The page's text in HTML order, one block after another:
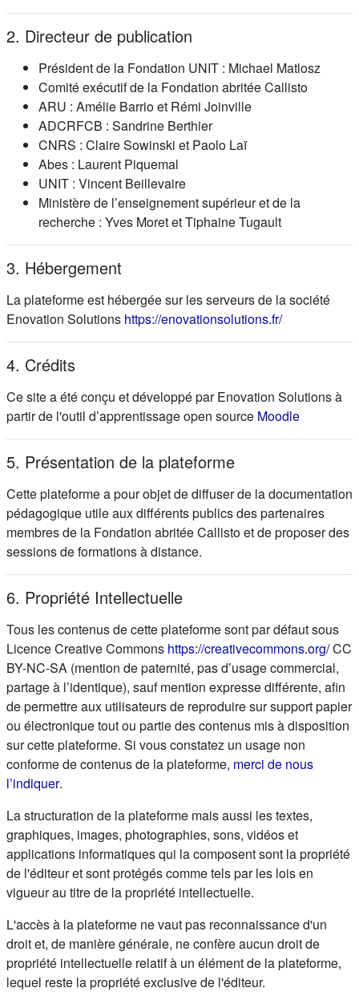
2. Directeur de publication
Président de la Fondation UNIT : Michael Matlosz
Comité exécutif de la Fondation abritée Callisto
ARU : Amélie Barrio et Rémi Joinville
ADCRFCB : Sandrine Berthier
CNRS : Claire Sowinski et Paolo Laï
Abes : Laurent Piquemal
UNIT : Vincent Beillevaire
Ministère de l’enseignement supérieur et de la
recherche : Yves Moret et Tiphaine Tugault
3. Hébergement
La plateforme est hébergée sur les serveurs de la société
Enovation Solutions https://enovationsolutions.fr/(s'ouvre
4. Crédits
Ce site a été conçu et développé par Enovation Solutions à
partir de l'outil d’apprentissage open source Moodle(s'ouvre
5. Présentation de la plateforme
Cette plateforme a pour objet de diffuser de la documentation
pédagogique utile aux différents publics des partenaires
membres de la Fondation abritée Callisto et de proposer des
sessions de formations à distance.
6. Propriété Intellectuelle
Tous les contenus de cette plateforme sont par défaut sous
Licence Creative Commons https://creativecommons.org/CC
BY-NC-SA (mention de paternité, pas d’usage commercial,
partage à l’identique), sauf mention expresse différente, afin
de permettre aux utilisateurs de reproduire sur support papier
ou électronique tout ou partie des contenus mis à disposition
sur cette plateforme. Si vous constatez un usage non
conforme de contenus de la plateforme, merci de nous
l’indiquer(s'ouvre dans un nouvel onglet)
.
La structuration de la plateforme mais aussi les textes,
graphiques, images, photographies, sons, vidéos et
applications informatiques qui la composent sont la propriété
de l'éditeur et sont protégés comme tels par les lois en
vigueur au titre de la propriété intellectuelle.
L'accès à la plateforme ne vaut pas reconnaissance d'un
droit et, de manière générale, ne confère aucun droit de
propriété intellectuelle relatif à un élément de la plateforme,
lequel reste la propriété exclusive de l'éditeur.